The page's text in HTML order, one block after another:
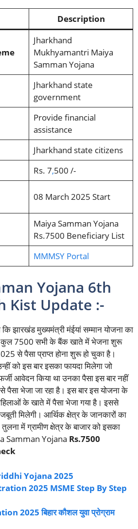
Description
Jharkhand
Mukhyamantri Maiya
Samman Yojana
Jharkhand state
government
Provide financial
assistance
Jharkhand state citizens
Rs. 7,500 /-
08 March 2025 Start
Maiya Samman Yojana
Rs.7500 Beneficiary List
MMMSY Portal
Yojana 6th
Kist Update :-
झारखंड मुख्यमंत्री मंईयां सम्मान योजना का
कुल 7500 सभी के बैंक खाते में भेजना शुरू
से पैसा प्राप्त होना शुरू हो चुका है।
को इस बार इसका फायदा मिलेगा जो
आवेदन किया था उनका पैसा इस बार नहीं
पैसा भेजा जा रहा है। इस बार इस योजना के
के खाते में पैसा भेजा गया है। इससे
मिलेगी। आर्थिक क्षेत्र के जानकारों का
में ग्रामीण क्षेत्र के बाजार को इसका
Samman Yojana Rs.7500
Yojana 2025
2025 MSME Step By Step
2025 बिहार कौशल युवा प्रोग्राम